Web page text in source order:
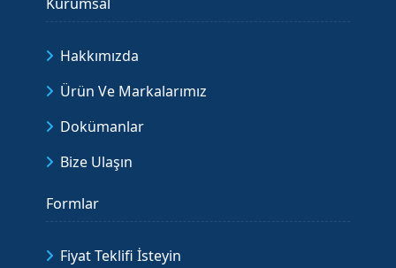
Hakkımızda
Ürün Ve Markalarımız
Dokümanlar
Bize Ulaşın
Formlar
Fiyat Teklifi İsteyin